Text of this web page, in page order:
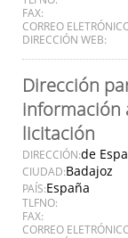
FAX:
CORREO
DIRECCIÓN WEB:
Dirección
información
licitación
DIRECCIÓN:de
CIUDAD:Badajoz
PAÍS:España
TLFNO:
FAX:
CORREO